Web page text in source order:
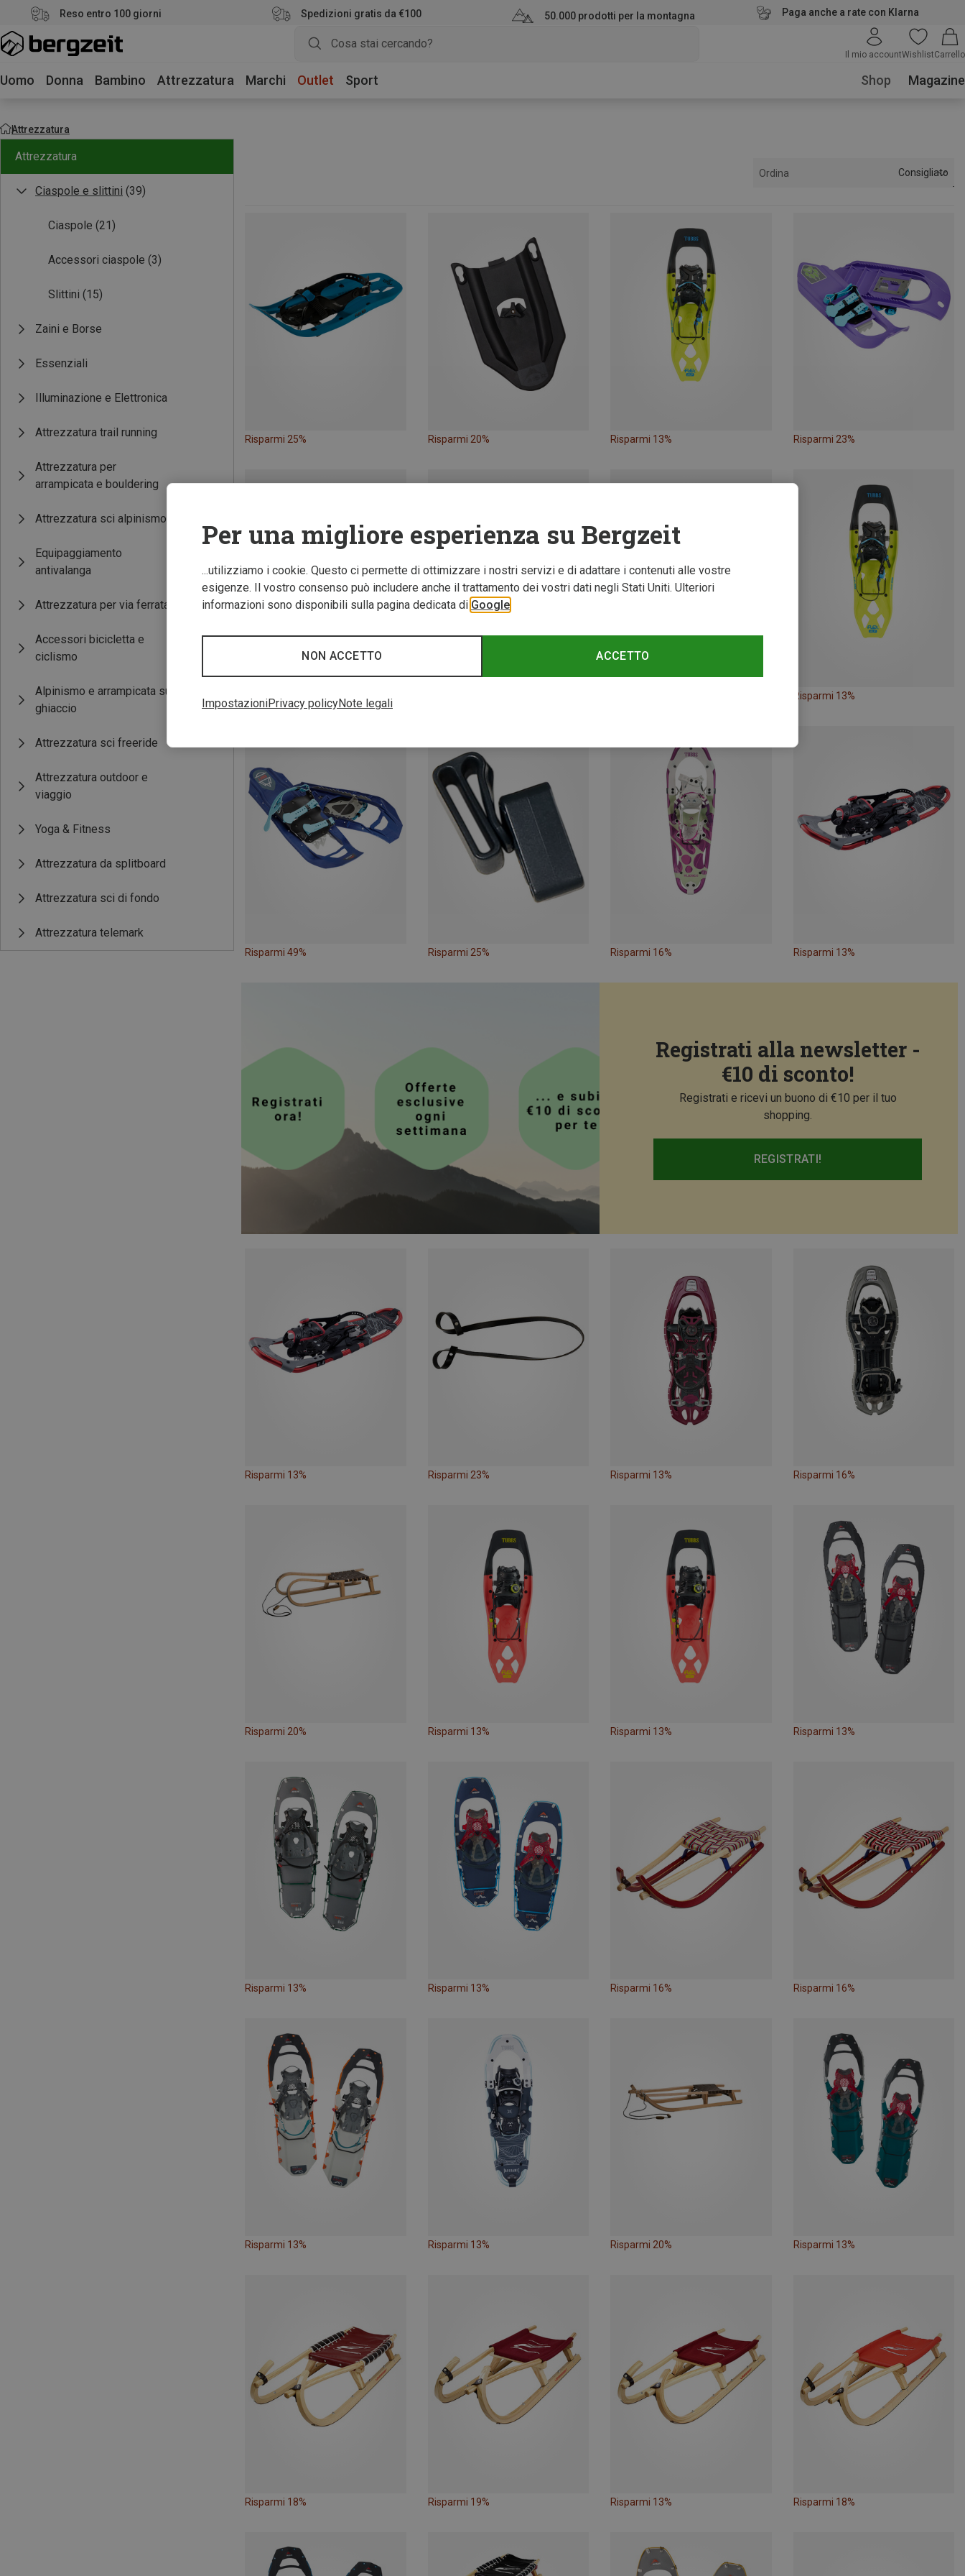
Reso entro 100 giorni Spedizioni gratis da €100 50.000 prodotti per la montagna Paga anche a rate con Klarna
Il mio accountWishlistCarrello
Uomo Donna Bambino Attrezzatura Marchi Outlet Sport Shop Magazine
Attrezzatura
Attrezzatura
Ciaspole e slittini (39)
Ciaspole (21)
Accessori ciaspole (3)
Slittini (15)
Zaini e Borse
Essenziali
Illuminazione e Elettronica
Attrezzatura trail running
Attrezzatura per
arrampicata e bouldering
Attrezzatura sci alpinismo
Equipaggiamento
antivalanga
Attrezzatura per via ferrata
Accessori bicicletta e
ciclismo
Alpinismo e arrampicata su
ghiaccio
Attrezzatura sci freeride
Attrezzatura outdoor e
viaggio
Yoga & Fitness
Attrezzatura da splitboard
Attrezzatura sci di fondo
Attrezzatura telemark
Ordina Consigliato
Risparmi 25% Risparmi 20% Risparmi 13% Risparmi 23%
Risparmi 13%
Risparmi 49% Risparmi 25% Risparmi 16% Risparmi 13%
Registrati alla newsletter -
€10 di sconto!
Registrati e ricevi un buono di €10 per il tuo
shopping.
REGISTRATI!
Risparmi 13% Risparmi 23% Risparmi 13% Risparmi 16%
Risparmi 20% Risparmi 13% Risparmi 13% Risparmi 13%
Risparmi 13% Risparmi 13% Risparmi 16% Risparmi 16%
Risparmi 13% Risparmi 13% Risparmi 20% Risparmi 13%
Risparmi 18% Risparmi 19% Risparmi 13% Risparmi 18%
Per una migliore esperienza su Bergzeit
...utilizziamo i cookie. Questo ci permette di ottimizzare i nostri servizi e di adattare i contenuti alle vostre
esigenze. Il vostro consenso può includere anche il trattamento dei vostri dati negli Stati Uniti. Ulteriori
informazioni sono disponibili sulla pagina dedicata di Google
ACCETTO
NON ACCETTO
ImpostazioniPrivacy policyNote legali